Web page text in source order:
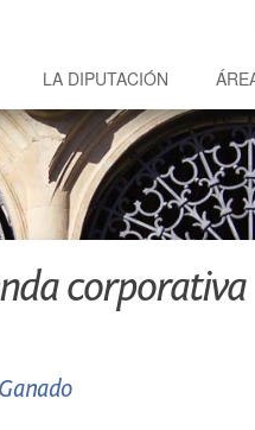
LA DIPUTACIÓN
corporativa